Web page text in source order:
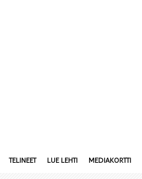
TELINEET LUE LEHTI MEDIAKORTTI